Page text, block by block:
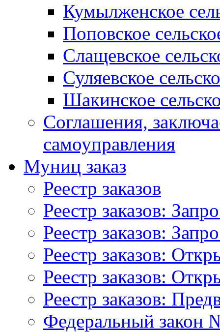
Кумылженское
Поповское
Слащевское
Суляевское
Шакинское
Соглашения,
самоуправления
Муниц заказ
Реестр заказов
Реестр заказов:
Реестр заказов:
Реестр заказов:
Реестр заказов:
Реестр заказов:
Федеральный закон